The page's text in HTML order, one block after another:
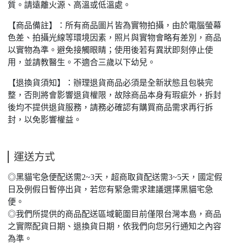
質。請遠離火源、高溫或低溫處。
【商品備註】：所有商品圖片皆為實物拍攝，由於電腦螢幕
色差、拍攝光線等環境因素，照片與實物會略有差別，商品
以實物為準。避免接觸眼睛；使用後若有異狀即刻停止使
用，並請教醫生。不適合三歲以下幼兒。
【退換貨須知】：辦理退貨商品必須是全新狀態且包裝完
整，否則將會影響退貨權限，故除商品本身有瑕疵外，拆封
後均不提供退貨服務，請務必確認有購買商品需求再行拆
封，以免影響權益。
運送方式
◎黑貓宅急便配送需2~3天，超商取貨配送需3~5天，國定假
日及例假日暫停出貨，若您有緊急需求建議選擇黑貓宅急
便。
◎我們所提供的商品配送區域範圍目前僅限台灣本島，商品
之實際配貨日期、退換貨日期，依我們向您另行通知之內容
為準。